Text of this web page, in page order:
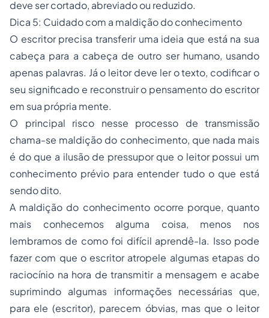
deve ser cortado, abreviado ou reduzido.
Dica 5: Cuidado com a maldição do conhecimento
O escritor precisa transferir uma ideia que está na sua
cabeça para a cabeça de outro ser humano, usando
apenas palavras. Já o leitor deve ler o texto, codificar o
seu significado e reconstruir o pensamento do escritor
em sua própria mente.
O principal risco nesse processo de transmissão
chama-se maldição do conhecimento, que nada mais
é do que a ilusão de pressupor que o leitor possui um
conhecimento prévio para entender tudo o que está
sendo dito.
A maldição do conhecimento ocorre porque, quanto
mais conhecemos alguma coisa, menos nos
lembramos de como foi difícil aprendê-la. Isso pode
fazer com que o escritor atropele algumas etapas do
raciocínio na hora de transmitir a mensagem e acabe
suprimindo algumas informações necessárias que,
para ele (escritor), parecem óbvias, mas que o leitor